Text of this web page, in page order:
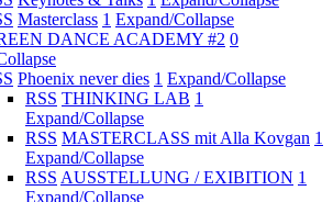
Masterclass 1 Expand/Collapse
DANCE ACADEMY #2 0
Phoenix never dies 1 Expand/Collapse
RSS THINKING LAB 1
Expand/Collapse
RSS MASTERCLASS mit Alla Kovgan 1
Expand/Collapse
RSS AUSSTELLUNG / EXIBITION 1
Expand/Collapse